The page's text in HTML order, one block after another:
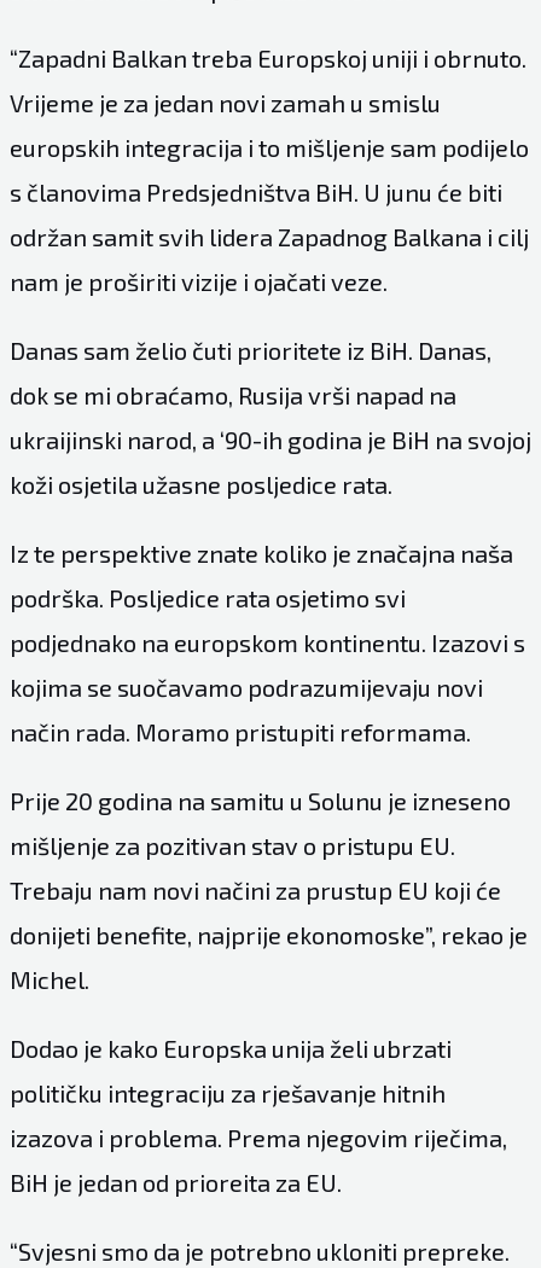
“Zapadni Balkan treba Europskoj uniji i obrnuto.
Vrijeme je za jedan novi zamah u smislu
europskih integracija i to mišljenje sam podijelo
s članovima Predsjedništva BiH. U junu će biti
održan samit svih lidera Zapadnog Balkana i cilj
nam je proširiti vizije i ojačati veze.
Danas sam želio čuti prioritete iz BiH. Danas,
dok se mi obraćamo, Rusija vrši napad na
ukraijinski narod, a ‘90-ih godina je BiH na svojoj
koži osjetila užasne posljedice rata.
Iz te perspektive znate koliko je značajna naša
podrška. Posljedice rata osjetimo svi
podjednako na europskom kontinentu. Izazovi s
kojima se suočavamo podrazumijevaju novi
način rada. Moramo pristupiti reformama.
Prije 20 godina na samitu u Solunu je izneseno
mišljenje za pozitivan stav o pristupu EU.
Trebaju nam novi načini za prustup EU koji će
donijeti benefite, najprije ekonomoske”, rekao je
Michel.
Dodao je kako Europska unija želi ubrzati
političku integraciju za rješavanje hitnih
izazova i problema. Prema njegovim riječima,
BiH je jedan od prioreita za EU.
“Svjesni smo da je potrebno ukloniti prepreke.